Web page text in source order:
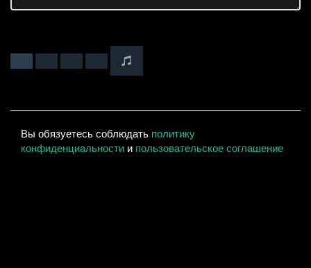
Вы обязуетесь соблюдать политику
конфиденциальности и пользовательское соглашение